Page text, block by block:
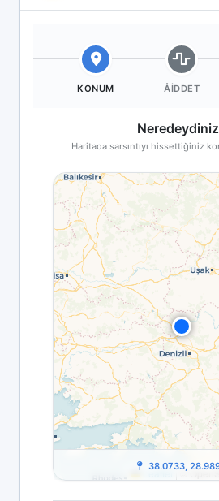
KONUM ÅIDDET
Haritada sarsıntıyı hissettiğiniz
Leaflet |©
38.0733,